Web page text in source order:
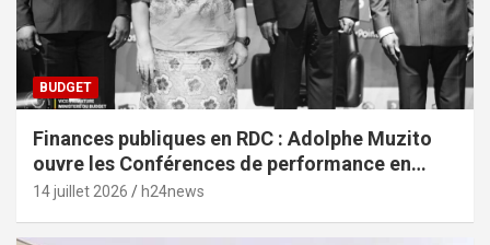
BUDGET
Finances publiques en RDC : Adolphe Muzito
ouvre les Conférences de performance en
prélude au budget-programme de 2028
14 juillet 2026 h24news